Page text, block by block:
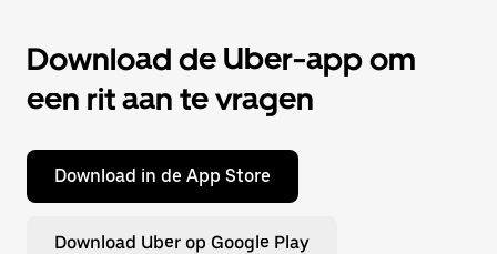
Download de Uber-app om
een rit aan te vragen
Download in de App Store
Download Uber op Google Play